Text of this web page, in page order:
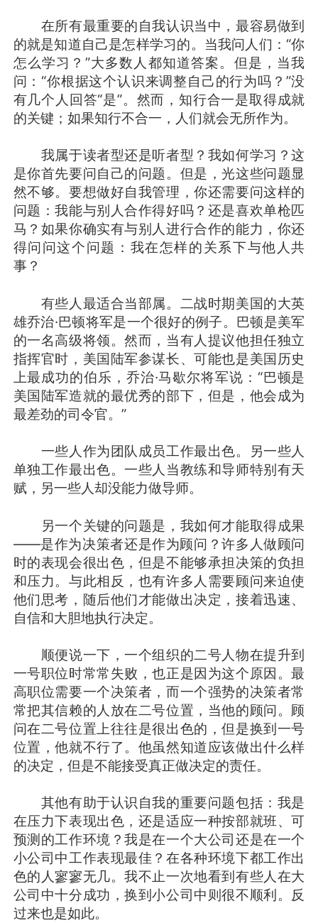
在所有最重要的自我认识当中，最容易做到
的就是知道自己是怎样学习的。当我问人们：“你
怎么学习？”大多数人都知道答案。但是，当我
问：“你根据这个认识来调整自己的行为吗？”没
有几个人回答“是”。然而，知行合一是取得成就
的关键；如果知行不合一，人们就会无所作为。
我属于读者型还是听者型？我如何学习？这
是你首先要问自己的问题。但是，光这些问题显
然不够。要想做好自我管理，你还需要问这样的
问题：我能与别人合作得好吗？还是喜欢单枪匹
马？如果你确实有与别人进行合作的能力，你还
得问问这个问题：我在怎样的关系下与他人共
事？
有些人最适合当部属。二战时期美国的大英
雄乔治·巴顿将军是一个很好的例子。巴顿是美军
的一名高级将领。然而，当有人提议他担任独立
指挥官时，美国陆军参谋长、可能也是美国历史
上最成功的伯乐，乔治·马歇尔将军说：“巴顿是
美国陆军造就的最优秀的部下，但是，他会成为
最差劲的司令官。”
一些人作为团队成员工作最出色。另一些人
单独工作最出色。一些人当教练和导师特别有天
赋，另一些人却没能力做导师。
另一个关键的问题是，我如何才能取得成果
——是作为决策者还是作为顾问？许多人做顾问
时的表现会很出色，但是不能够承担决策的负担
和压力。与此相反，也有许多人需要顾问来迫使
他们思考，随后他们才能做出决定，接着迅速、
自信和大胆地执行决定。
顺便说一下，一个组织的二号人物在提升到
一号职位时常常失败，也正是因为这个原因。最
高职位需要一个决策者，而一个强势的决策者常
常把其信赖的人放在二号位置，当他的顾问。顾
问在二号位置上往往是很出色的，但是换到一号
位置，他就不行了。他虽然知道应该做出什么样
的决定，但是不能接受真正做决定的责任。
其他有助于认识自我的重要问题包括：我是
在压力下表现出色，还是适应一种按部就班、可
预测的工作环境？我是在一个大公司还是在一个
小公司中工作表现最佳？在各种环境下都工作出
色的人寥寥无几。我不止一次地看到有些人在大
公司中十分成功，换到小公司中则很不顺利。反
过来也是如此。